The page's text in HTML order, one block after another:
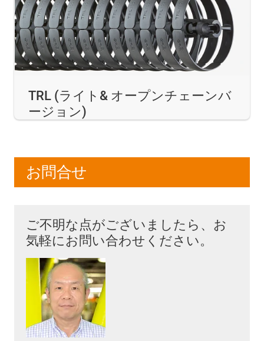
TRL (ライト& オープンチェーンバ
ージョン)
お問合せ
ご不明な点がございましたら、お
気軽にお問い合わせください。